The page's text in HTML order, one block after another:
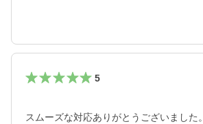
5
スムーズな対応ありがとうございました。